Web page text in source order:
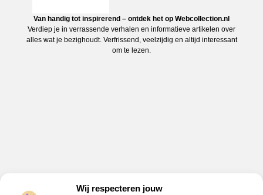
Wij respecteren jouw
Van handig tot inspirerend – ontdek het op Webcollection.nl
Verdiep je in verrassende verhalen en informatieve artikelen over
alles wat je bezighoudt. Verfrissend, veelzijdig en altijd interessant
om te lezen.